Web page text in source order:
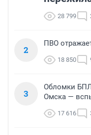
28 799
2
ПВО
18 850
3
Обломки
Омска —
17 616